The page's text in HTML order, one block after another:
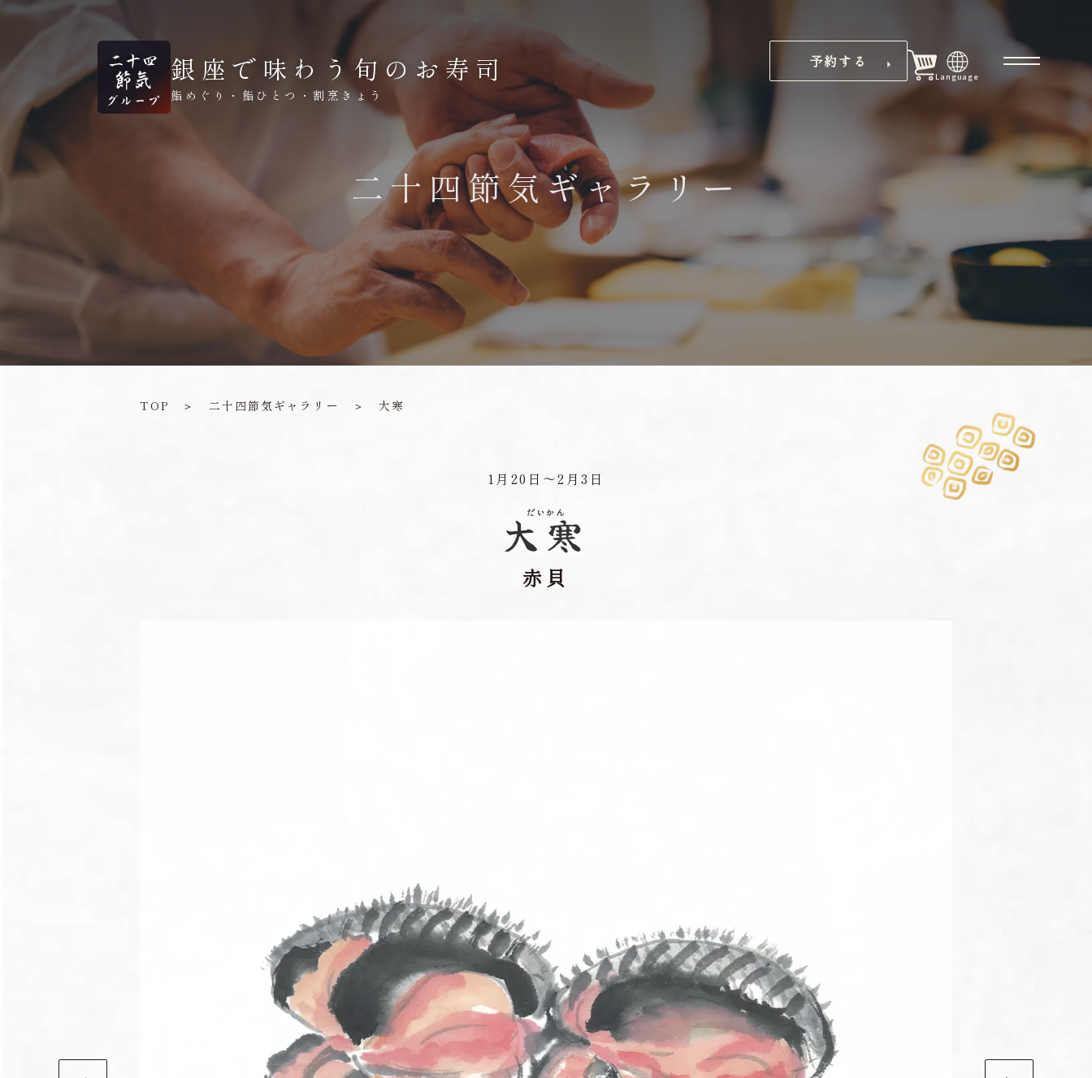
銀座で味わう旬のお寿司
鮨めぐり・鮨ひとつ・割烹きょう
予約する
Language
二十四節気ギャラリー
TOP ＞ 二十四節気ギャラリー ＞ 大寒
1月20日〜2月3日
だいかん
大寒
赤貝